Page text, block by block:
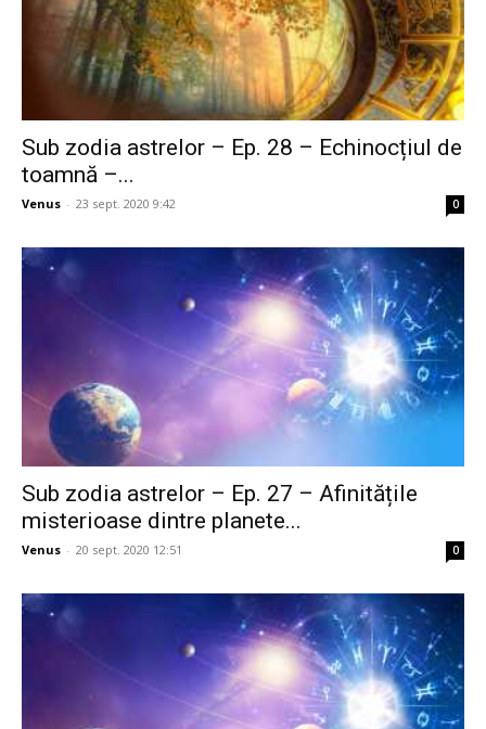
Sub zodia astrelor – Ep. 28 – Echinocțiul de
toamnă –...
Venus - 23 sept. 2020 9:42 0
Sub zodia astrelor – Ep. 27 – Afinitățile
misterioase dintre planete...
Venus - 20 sept. 2020 12:51 0